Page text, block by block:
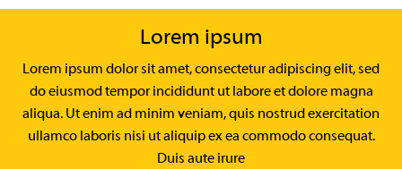
Lorem ipsum
Lorem ipsum dolor sit amet, consectetur adipiscing elit, sed
do eiusmod tempor incididunt ut labore et dolore magna
aliqua. Ut enim ad minim veniam, quis nostrud exercitation
ullamco laboris nisi ut aliquip ex ea commodo consequat.
Duis aute irure